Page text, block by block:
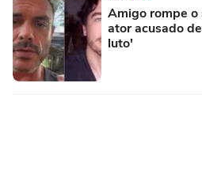
Amigo rompe o
ator acusado
luto'